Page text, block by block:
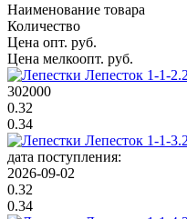
Наименование товара
Количество
Цена опт. руб.
Цена мелкоопт. руб.
302000
0.32
0.34
дата поступления:
2026-09-02
0.32
0.34